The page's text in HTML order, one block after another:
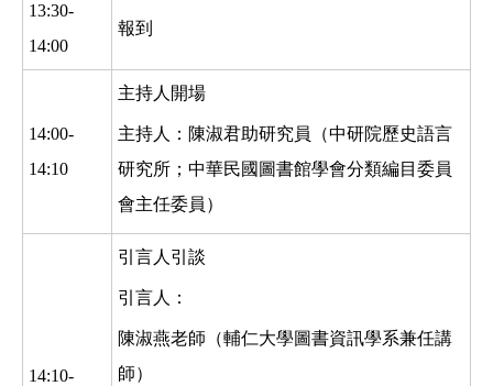
13:30-
14:00
報到
14:00-
14:10
主持人開場
主持人：陳淑君助研究員（中研院歷史語言
研究所；中華民國圖書館學會分類編目委員
會主任委員）
14:10-
引言人引談
引言人：
陳淑燕老師（輔仁大學圖書資訊學系兼任講
師）